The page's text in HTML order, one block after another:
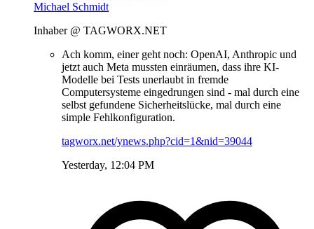
Michael Schmidt
Inhaber @ TAGWORX.NET
Ach komm, einer geht noch: OpenAI, Anthropic und
jetzt auch Meta mussten einräumen, dass ihre KI-
Modelle bei Tests unerlaubt in fremde
Computersysteme eingedrungen sind - mal durch eine
selbst gefundene Sicherheitslücke, mal durch eine
simple Fehlkonfiguration.
tagworx.net/ynews.php?cid=1&nid=39044
Yesterday, 12:04 PM